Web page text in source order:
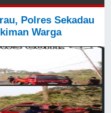
Polres Sekadau
Warga